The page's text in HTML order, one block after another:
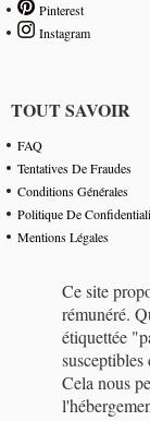
Pinterest
Instagram
TOUT SAVOIR
FAQ
Tentatives De Fraudes
Conditions Générales
Politique De
Mentions Légales
Ce site
rémunéré.
étiquettée
Cela nous